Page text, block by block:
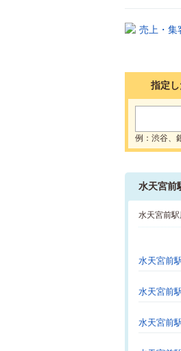
指定
例：渋谷、
水天宮前
水天宮前
水天宮前
水天宮前
水天宮前